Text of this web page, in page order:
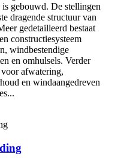
gebouwd. De stellingen
dragende structuur van
gedetailleerd bestaat
constructiesysteem
windbestendige
en omhulsels. Verder
afwatering,
en windaangedreven